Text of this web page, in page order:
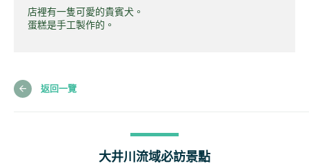
店裡有一隻可愛的貴賓犬。
蛋糕是手工製作的。
返回一覽
大井川流域必訪景點